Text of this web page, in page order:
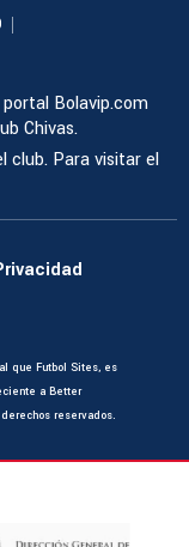
|
Bolavip.com
Chivas.
club. Para visitar el
que Futbol Sites, es
a Better
reservados.